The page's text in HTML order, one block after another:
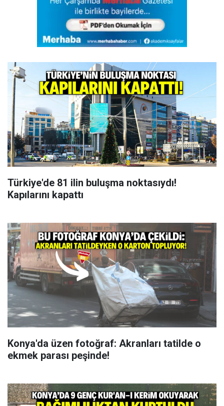
Türkiye'de 81 ilin buluşma noktasıydı!
Kapılarını kapattı
Konya'da üzen fotoğraf: Akranları tatilde o
ekmek parası peşinde!